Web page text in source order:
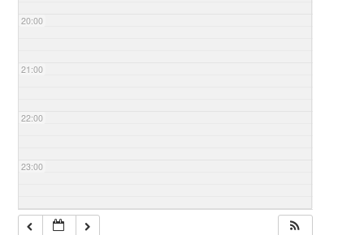
20:00
21:00
22:00
23:00